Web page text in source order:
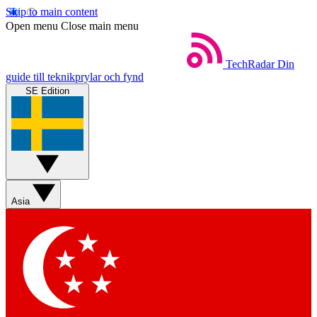
Skip to main content
Open menu Close main menu
TechRadar Din
guide till teknikprylar och fynd
SE Edition
Asia